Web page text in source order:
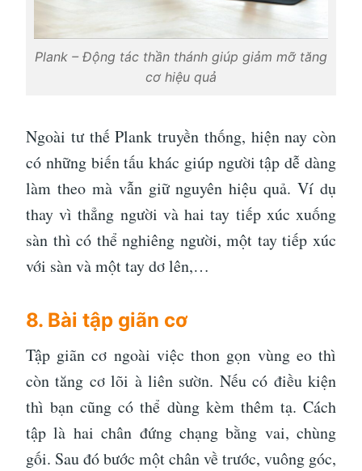
Plank – Động tác thần thánh giúp giảm mỡ tăng
cơ hiệu quả
Ngoài tư thế Plank truyền thống, hiện nay còn
có những biến tấu khác giúp người tập dễ dàng
làm theo mà vẫn giữ nguyên hiệu quả. Ví dụ
thay vì thẳng người và hai tay tiếp xúc xuống
sàn thì có thể nghiêng người, một tay tiếp xúc
với sàn và một tay dơ lên,…
8. Bài tập giãn cơ
Tập giãn cơ ngoài việc thon gọn vùng eo thì
còn tăng cơ lõi à liên sườn. Nếu có điều kiện
thì bạn cũng có thể dùng kèm thêm tạ. Cách
tập là hai chân đứng chạng bằng vai, chùng
gối. Sau đó bước một chân về trước, vuông góc,